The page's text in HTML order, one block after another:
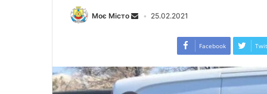
Моє Місто 25.02.2021
Facebook